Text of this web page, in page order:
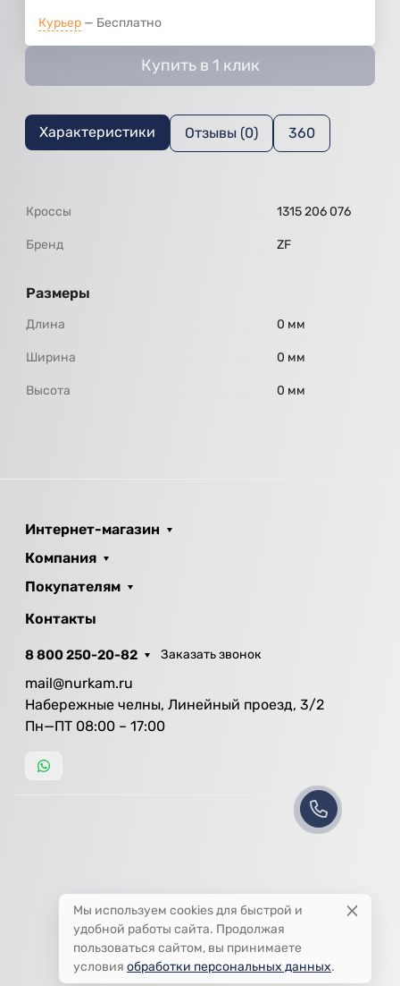
Курьер Бесплатно
Купить в 1 клик
Характеристики Отзывы (0) 360
Кроссы 1315 206 076
Бренд ZF
Размеры
Длина 0 мм
Ширина 0 мм
Высота 0 мм
Интернет-магазин
Компания
Покупателям
Контакты
8 800 250-20-82 Заказать звонок
mail@nurkam.ru
Набережные челны, Линейный проезд, 3/2
Пн—ПТ 08:00 – 17:00
Мы используем cookies для быстрой и
удобной работы сайта. Продолжая
пользоваться сайтом, вы принимаете
условия обработки персональных данных.